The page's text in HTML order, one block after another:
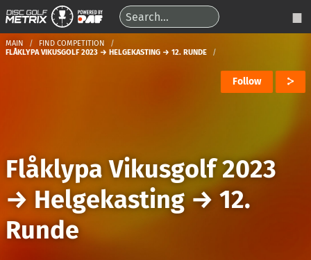
MAIN
FIND COMPETITION
FLÅKLYPA VIKUSGOLF 2023 → HELGEKASTING → 12. RUNDE
Follow
Flåklypa Vikusgolf 2023
→ Helgekasting→ 12.
Runde